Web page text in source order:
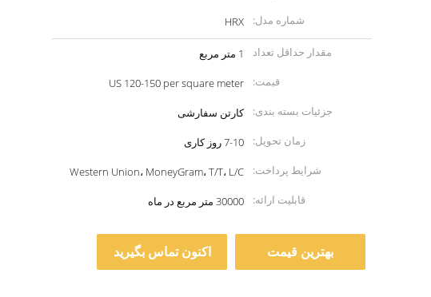
شماره مدل:
HRX
مقدار حداقل تعداد
سفارش:
1 متر مربع
قیمت:
US 120-150 per square meter
جزئیات بسته بندی:
کارتن سفارشی
زمان تحویل:
7-10 روز کاری
شرایط پرداخت:
Western Union، MoneyGram، T/T، L/C
قابلیت ارائه:
30000 متر مربع در ماه
بهترین قیمت اکنون تماس بگیرید